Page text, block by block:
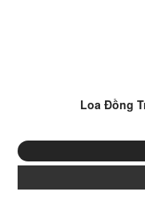
Loa Đồng